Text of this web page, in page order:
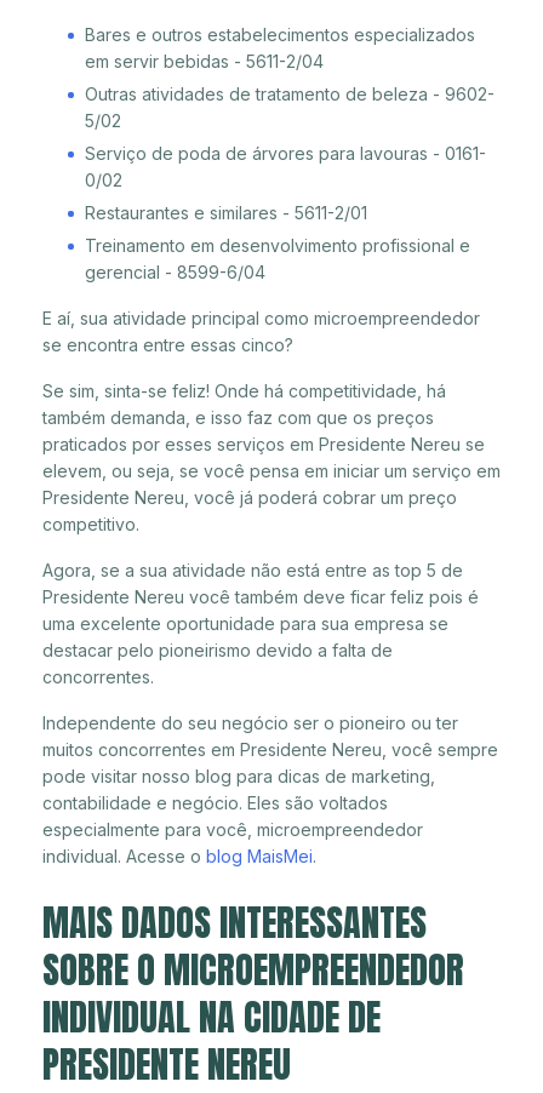
Bares e outros estabelecimentos especializados
em servir bebidas - 5611-2/04
Outras atividades de tratamento de beleza - 9602-
5/02
Serviço de poda de árvores para lavouras - 0161-
0/02
Restaurantes e similares - 5611-2/01
Treinamento em desenvolvimento profissional e
gerencial - 8599-6/04
E aí, sua atividade principal como microempreendedor
se encontra entre essas cinco?
Se sim, sinta-se feliz! Onde há competitividade, há
também demanda, e isso faz com que os preços
praticados por esses serviços em Presidente Nereu se
elevem, ou seja, se você pensa em iniciar um serviço em
Presidente Nereu, você já poderá cobrar um preço
competitivo.
Agora, se a sua atividade não está entre as top 5 de
Presidente Nereu você também deve ficar feliz pois é
uma excelente oportunidade para sua empresa se
destacar pelo pioneirismo devido a falta de
concorrentes.
Independente do seu negócio ser o pioneiro ou ter
muitos concorrentes em Presidente Nereu, você sempre
pode visitar nosso blog para dicas de marketing,
contabilidade e negócio. Eles são voltados
especialmente para você, microempreendedor
individual. Acesse o blog MaisMei.
MAIS DADOS INTERESSANTES
SOBRE O MICROEMPREENDEDOR
INDIVIDUAL NA CIDADE DE
PRESIDENTE NEREU